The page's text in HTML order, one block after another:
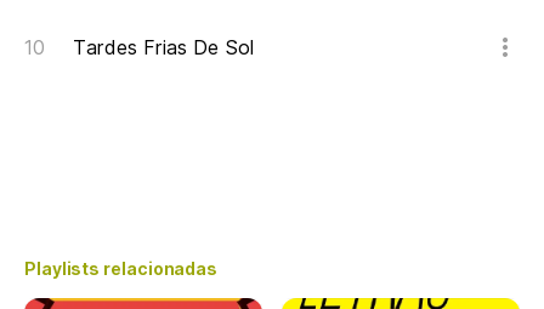
Tardes Frias De Sol
Playlists relacionadas